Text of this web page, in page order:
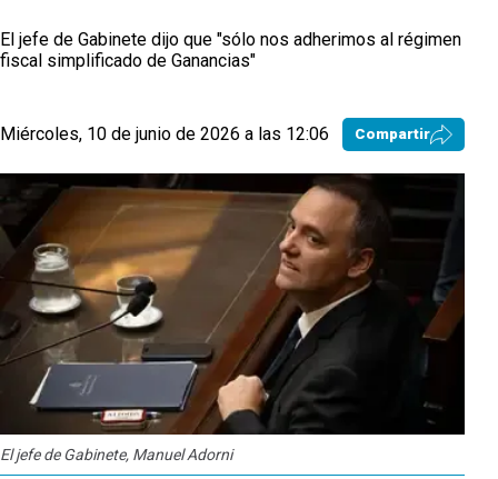
El jefe de Gabinete dijo que "sólo nos adherimos al régimen
fiscal simplificado de Ganancias"
Miércoles, 10 de junio de 2026 a las 12:06 Compartir
El jefe de Gabinete, Manuel Adorni